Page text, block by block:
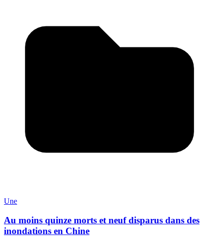
Une
Au moins quinze morts et neuf disparus dans des
inondations en Chine